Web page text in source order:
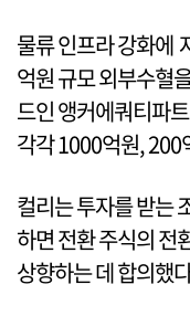
물류 인프라 강화에
억원 규모 외부수혈
드인 앵커에쿼티파
각각 1000억원, 200
컬리는 투자를 받는
하면 전환 주식의 전
상향하는 데 합의했